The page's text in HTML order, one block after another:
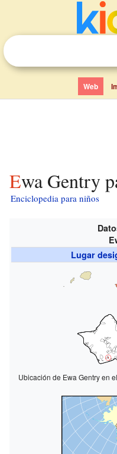
Web
Ewa Gentry
Enciclopedia para niños
Lugar
Ubicación de Ewa Gentry en